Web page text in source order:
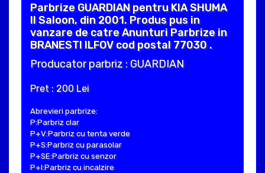
Parbrize GUARDIAN pentru KIA SHUMA
II Saloon, din 2001. Produs pus in
vanzare de catre Anunturi Parbrize in
BRANESTI ILFOV cod postal 77030 .
Producator parbriz : GUARDIAN
Pret : 200 Lei
Abrevieri parbrize:
P:Parbriz clar
P+V:Parbriz cu tenta verde
P+S:Parbriz cu parasolar
P+SE:Parbriz cu senzor
P+I:Parbriz cu incalzire